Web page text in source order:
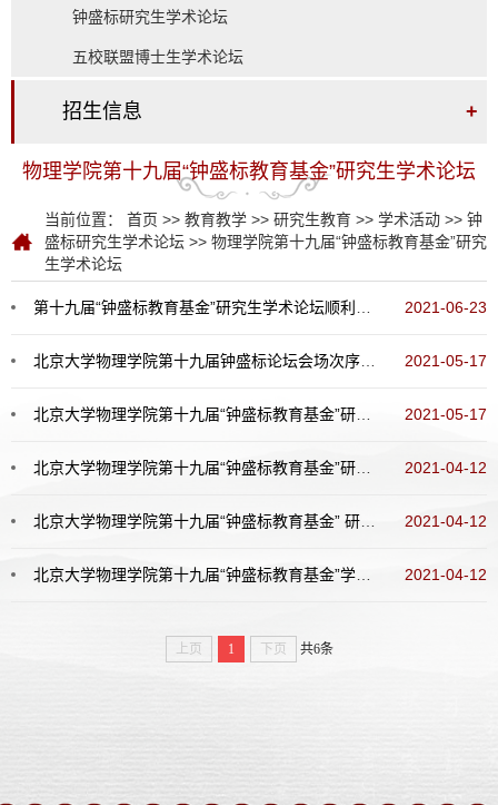
钟盛标研究生学术论坛
五校联盟博士生学术论坛
招生信息 +
物理学院第十九届“钟盛标教育基金”研究生学术论坛
当前位置： 首页 >> 教育教学 >> 研究生教育 >> 学术活动 >> 钟
盛标研究生学术论坛 >> 物理学院第十九届“钟盛标教育基金”研究
生学术论坛
第十九届“钟盛标教育基金”研究生学术论坛顺利闭幕 2021-06-23
北京大学物理学院第十九届钟盛标论坛会场次序日程表 2021-05-17
北京大学物理学院第十九届“钟盛标教育基金”研究生学术论坛选手须知 2021-05-17
北京大学物理学院第十九届“钟盛标教育基金”研究生学术论坛章程 2021-04-12
北京大学物理学院第十九届“钟盛标教育基金” 研究生学术论坛评奖制度 2021-04-12
北京大学物理学院第十九届“钟盛标教育基金”学术论坛稿件征集公告 2021-04-12
上页 1 下页 共6条